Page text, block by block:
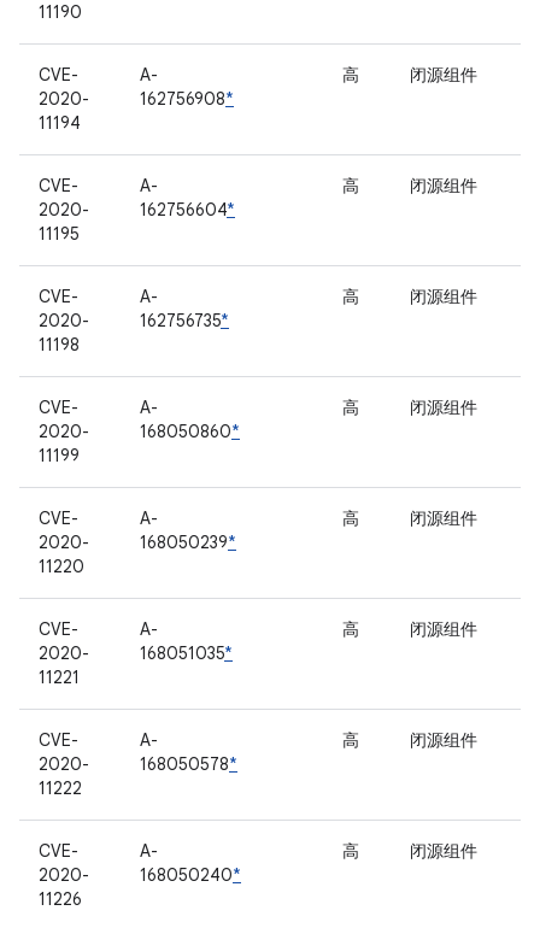
11190
CVE-
2020-
11194
A-
162756908*
高 闭源组件
CVE-
2020-
11195
A-
162756604*
高 闭源组件
CVE-
2020-
11198
A-
162756735*
高 闭源组件
CVE-
2020-
11199
A-
168050860*
高 闭源组件
CVE-
2020-
11220
A-
168050239*
高 闭源组件
CVE-
2020-
11221
A-
168051035*
高 闭源组件
CVE-
2020-
11222
A-
168050578*
高 闭源组件
CVE-
2020-
11226
A-
168050240*
高 闭源组件